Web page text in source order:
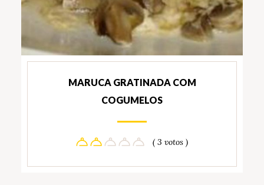
MARUCA GRATINADA COM
COGUMELOS
( 3 votos )